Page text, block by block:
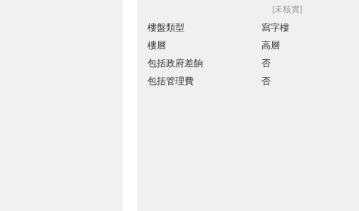
[未核實]
樓盤類型
寫字樓
樓層
高層
包括政府差餉
否
包括管理費
否